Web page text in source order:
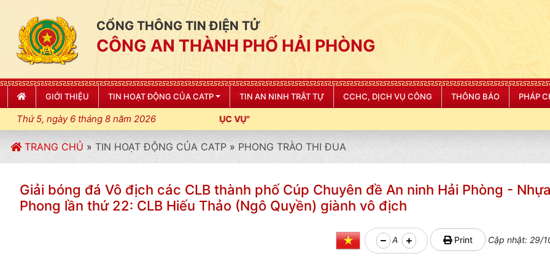
CỔNG THÔNG TIN ĐIỆN TỬ
CÔNG AN THÀNH PHỐ HẢI PHÒNG
GIỚI THIỆU TIN HOẠT ĐỘNG CỦA CATP TIN AN NINH TRẬT TỰ CCHC, DỊCH VỤ CÔNG THÔNG BÁO PHÁP
Thứ 5, ngày 6 tháng 8 năm 2026
TRANG CHỦ » TIN HOẠT ĐỘNG CỦA CATP » PHONG TRÀO THI ĐUA
Giải bóng đá Vô địch các CLB thành phố Cúp Chuyên đề An ninh Hải Phòng -
Phong lần thứ 22: CLB Hiếu Thảo (Ngô Quyền) giành vô địch
A Print Cập nhật: 29/